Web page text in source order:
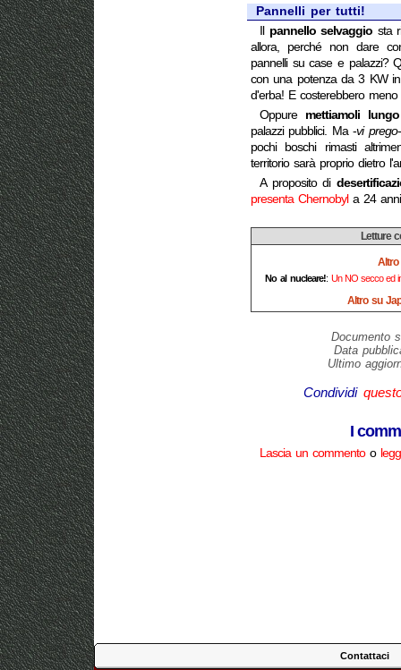
Pannelli per tutti!
pannello selvaggio sta
allora, perché non dare
pannelli su case e palazzi?
con una potenza da 3 KW
d'erba! E costerebbero
Oppure mettiamoli
palazzi pubblici. Ma -vi prego
pochi boschi rimasti
territorio sarà proprio dietro
A proposito di
presenta Chernobyl a 24
Letture
Altro
No al nucleare!: Un NO secco ed
Altro su
Documento
Data
Ultimo
Condividi
I
Lascia un commentoo
Contattaci